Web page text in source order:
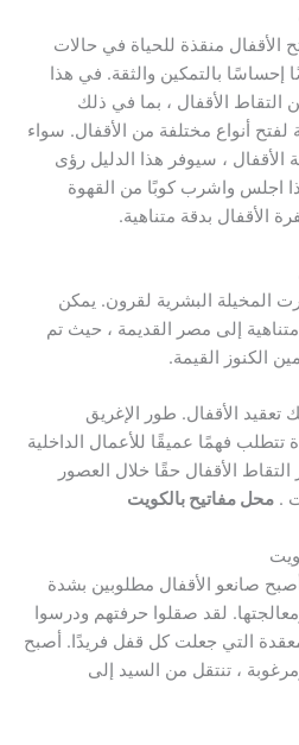
الأقفال منقذة للحياة في حالات
إحساسًا بالتمكين والثقة. في هذا
الأقفال ، بما في ذلك
لفتح أنواع مختلفة من الأقفال. سواء
الأقفال ، سيوفر هذا الدليل رؤى
اجلس واشرب كوبًا من القهوة
الأقفال بدقة متناهية.
المخيلة البشرية لقرون. يمكن
إلى مصر القديمة ، حيث تم
الكنوز القيمة.
الأقفال. طور الإغريق
تتطلب فهمًا عميقًا للأعمال الداخلية
الأقفال حقًا خلال العصور
. محل مفاتيح بالكويت
صانعو الأقفال مطلوبين بشدة
لقد صقلوا حرفتهم ودرسوا
التي جعلت كل قفل فريدًا. أصبح
، تنتقل من السيد إلى